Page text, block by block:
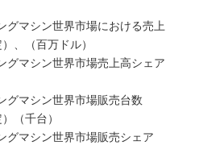
グマシン世界市場における売上
、（百万ドル）
グマシン世界市場売上高シェア
グマシン世界市場販売台数
（千台）
グマシン世界市場販売シェア